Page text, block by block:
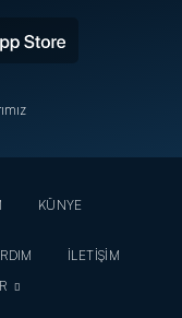
KÜNYE
İLETİŞİM